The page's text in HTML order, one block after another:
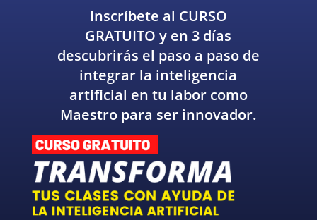
Inscríbete al CURSO
GRATUITO y en 3 días
descubrirás el paso a paso de
integrar la inteligencia
artificial en tu labor como
Maestro para ser innovador.